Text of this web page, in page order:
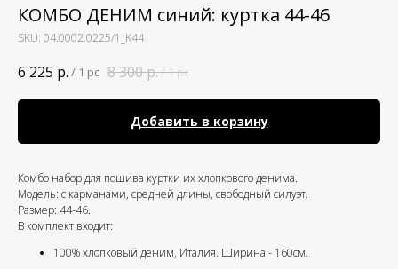
КОМБО ДЕНИМ синий: куртка 44-46
SKU: 04.0002.0225/1_K44
6 225 р. / 1 pc 8 300р./1 pc
Добавить в корзину
Комбо набор для пошива куртки их хлопкового денима.
Модель: с карманами, средней длины, свободный силуэт.
Размер: 44-46.
В комплект входит:
100% хлопковый деним, Италия. Ширина - 160см.